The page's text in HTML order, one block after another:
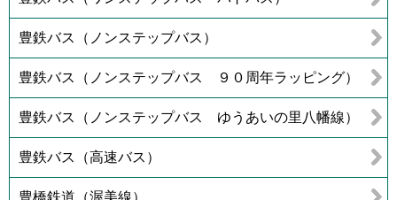
豊鉄バス（ノンステップバス）
豊鉄バス（ノンステップバス ９０周年ラッピング）
豊鉄バス（ノンステップバス ゆうあいの里八幡線）
豊鉄バス（高速バス）
豊橋鉄道（渥美線）